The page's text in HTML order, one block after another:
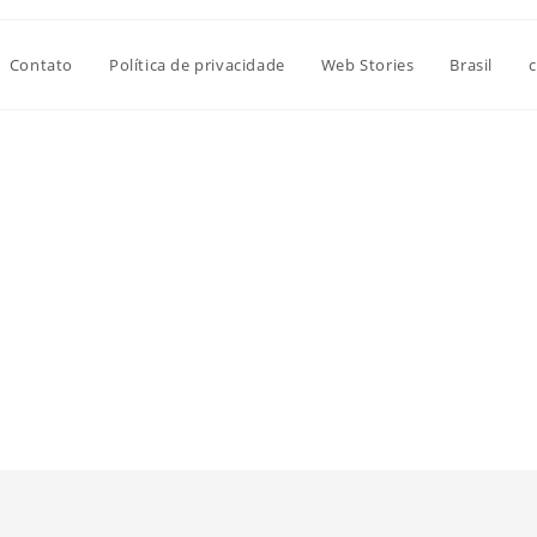
Contato Política de privacidade Web Stories Brasil